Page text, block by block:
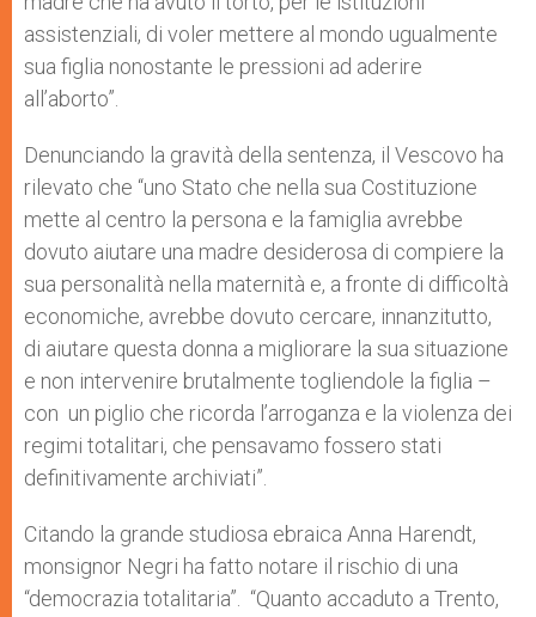
assistenziali, di voler mettere al mondo ugualmente
sua figlia nonostante le pressioni ad aderire
all’aborto”.
Denunciando la gravità della sentenza, il Vescovo ha
rilevato che “uno Stato che nella sua Costituzione
mette al centro la persona e la famiglia avrebbe
dovuto aiutare una madre desiderosa di compiere la
sua personalità nella maternità e, a fronte di difficoltà
economiche, avrebbe dovuto cercare, innanzitutto,
di aiutare questa donna a migliorare la sua situazione
e non intervenire brutalmente togliendole la figlia –
con un piglio che ricorda l’arroganza e la violenza dei
regimi totalitari, che pensavamo fossero stati
definitivamente archiviati”.
Citando la grande studiosa ebraica Anna Harendt,
monsignor Negri ha fatto notare il rischio di una
“democrazia totalitaria”. “Quanto accaduto a Trento,